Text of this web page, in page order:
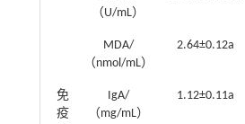
（U/mL）
MDA/
（nmol/mL）
2.64±0.12a
免
疫
IgA/
（mg/mL）
1.12±0.11a